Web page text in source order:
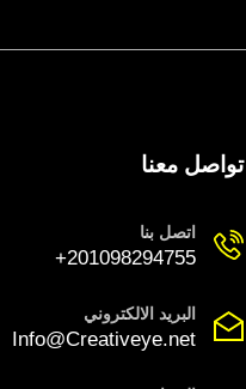
تواصل معنا
اتصل بنا
201098294755+
البريد الالكتروني
Info@Creativeye.net